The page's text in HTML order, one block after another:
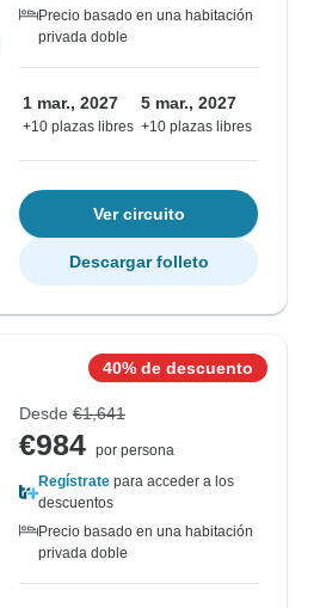
Precio basado en una habitación
privada doble
1 mar., 2027
+10 plazas libres
5 mar., 2027
+10 plazas libres
Ver circuito
Descargar folleto
40% de descuento
Desde €1,641
€984 por persona
Regístrate para acceder a los
descuentos
Precio basado en una habitación
privada doble